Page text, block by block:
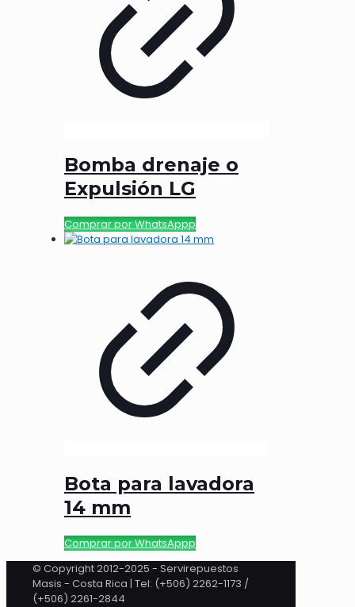
Bomba drenaje o
Expulsión LG
Comprar por WhatsAppp
Bota para lavadora
14 mm
Comprar por WhatsAppp
© Copyright 2012-2025 - Servirepuestos
Masis - Costa Rica | Tel: (+506) 2262-1173 /
(+506) 2261-2844